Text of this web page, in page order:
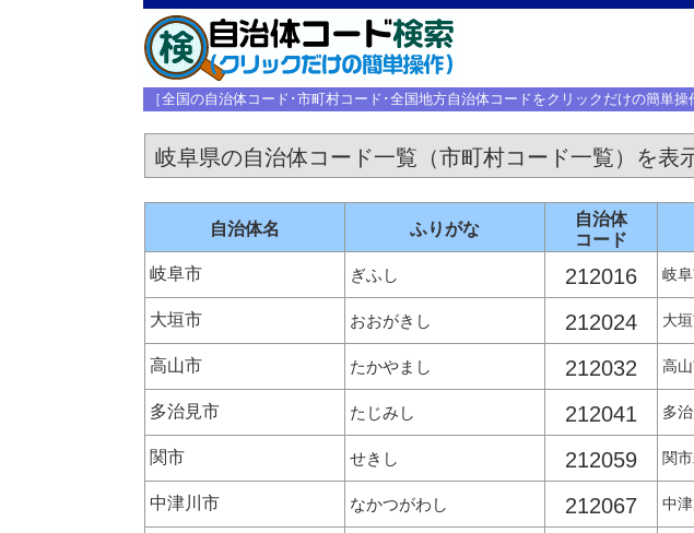
［全国の自治体コード･市町村コード･全国地方自治体コードをクリックだけの簡単操
岐阜県の自治体コード一覧（市町村コード一覧）を表
自治体名 ふりがな
自治体
コード
岐阜市 ぎふし 212016 岐
大垣市 おおがきし 212024 大
高山市 たかやまし 212032 高
多治見市 たじみし 212041 多
関市 せきし 212059 関
中津川市 なかつがわし 212067 中